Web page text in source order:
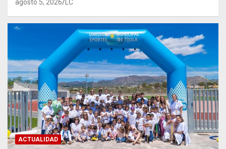
agosto 5, 2026 LC
ACTUALIDAD